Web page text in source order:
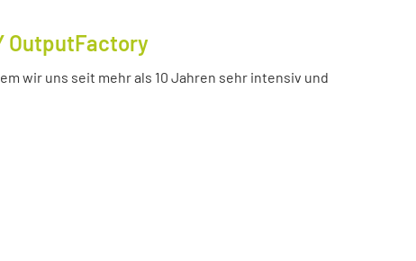
OutputFactory
wir uns seit mehr als 10 Jahren sehr intensiv und